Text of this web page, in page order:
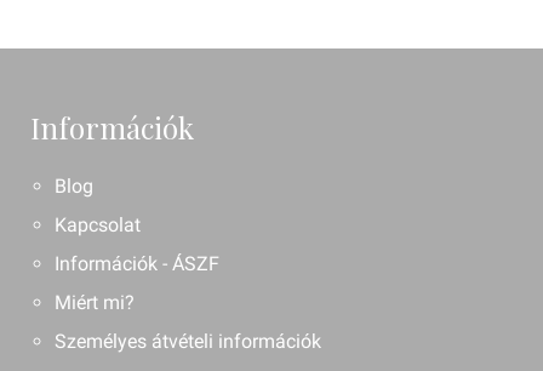
Információk
Blog
Kapcsolat
Információk - ÁSZF
Miért mi?
Személyes átvételi információk